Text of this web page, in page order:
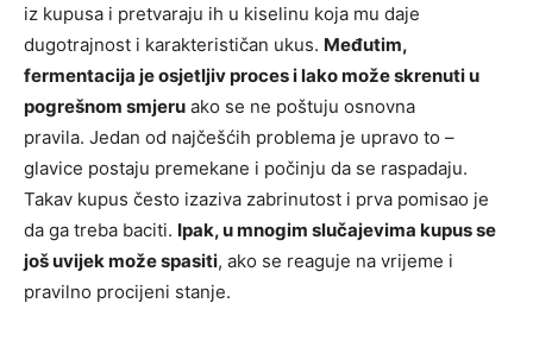
iz kupusa i pretvaraju ih u kiselinu koja mu daje
dugotrajnost i karakterističan ukus. Međutim,
fermentacija je osjetljiv proces i lako može skrenuti u
pogrešnom smjeru ako se ne poštuju osnovna
pravila. Jedan od najčešćih problema je upravo to –
glavice postaju premekane i počinju da se raspadaju.
Takav kupus često izaziva zabrinutost i prva pomisao je
da ga treba baciti. Ipak, u mnogim slučajevima kupus se
još uvijek može spasiti, ako se reaguje na vrijeme i
pravilno procijeni stanje.